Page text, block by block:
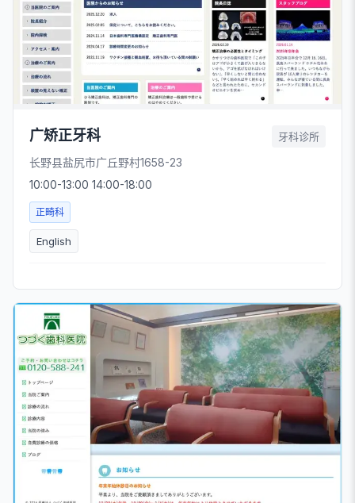
广矫正牙科 牙科诊所
长野县盐尻市广丘野村1658-23
10:00-13:00 14:00-18:00
正畸科
English